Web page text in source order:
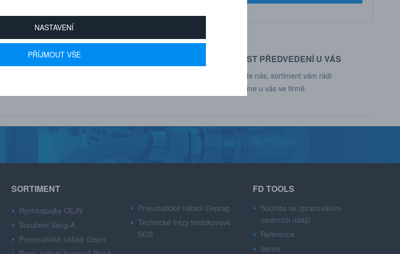
AUTORIZOVANÝ DEALER MOŽNOST PŘEDVEDENÍ U VÁS
Kontaktujte nás, sortiment vám rádi
představíme u vás ve firmě.
SORTIMENT
Rychlospojky CEJN
Šroubení Sang-A
Pneumatické nářadí Gison
Pneumatické nářadí Deprag
Technické frézy tvrdokovové
SGS
FD TOOLS
Souhlas se zpracováním
osobních údajů
Reference
Servis
NASTAVENÍ
PŘÍJMOUT VŠE